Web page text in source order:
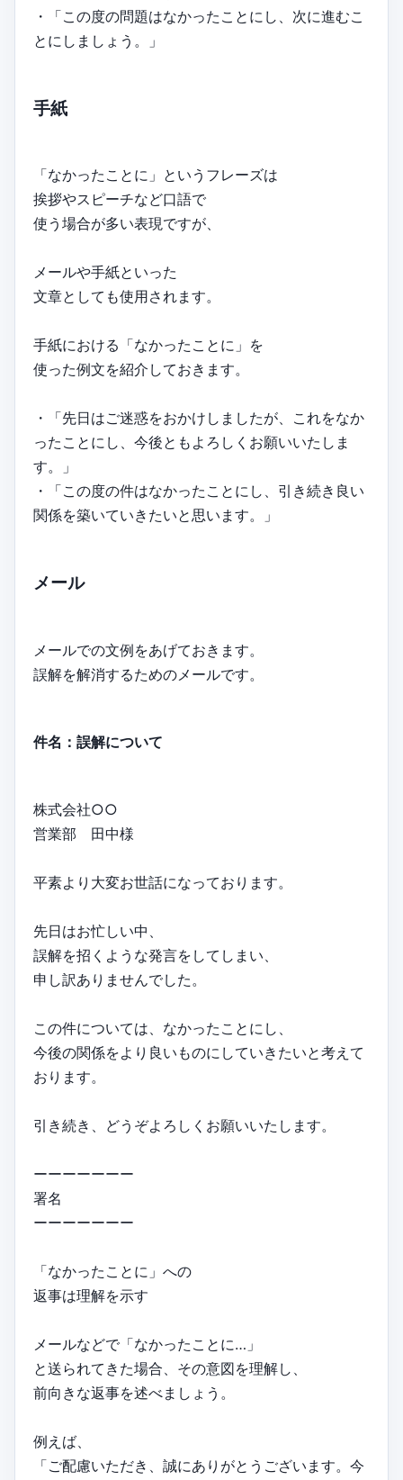
・「この度の問題はなかったことにし、次に進むこ
とにしましょう。」
手紙
「なかったことに」というフレーズは
挨拶やスピーチなど口語で
使う場合が多い表現ですが、
メールや手紙といった
文章としても使用されます。
手紙における「なかったことに」を
使った例文を紹介しておきます。
・「先日はご迷惑をおかけしましたが、これをなか
ったことにし、今後ともよろしくお願いいたしま
す。」
・「この度の件はなかったことにし、引き続き良い
関係を築いていきたいと思います。」
メール
メールでの文例をあげておきます。
誤解を解消するためのメールです。
件名：誤解について
株式会社○○
営業部 田中様
平素より大変お世話になっております。
先日はお忙しい中、
誤解を招くような発言をしてしまい、
申し訳ありませんでした。
この件については、なかったことにし、
今後の関係をより良いものにしていきたいと考えて
おります。
引き続き、どうぞよろしくお願いいたします。
ーーーーーーー
署名
ーーーーーーー
「なかったことに」への
返事は理解を示す
メールなどで「なかったことに…」
と送られてきた場合、その意図を理解し、
前向きな返事を述べましょう。
例えば、
「ご配慮いただき、誠にありがとうございます。今